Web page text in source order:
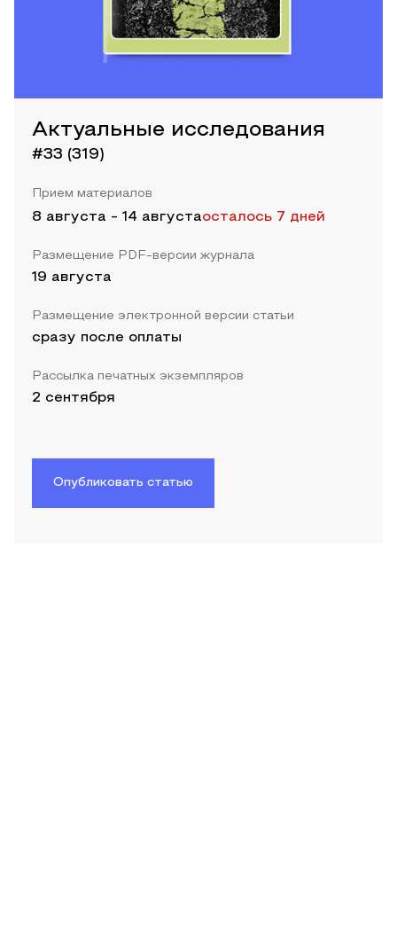
Актуальные исследования
#33 (319)
Прием материалов
8 августа - 14 августаосталось 7 дней
Размещение PDF-версии журнала
19 августа
Размещение электронной версии статьи
сразу после оплаты
Рассылка печатных экземпляров
2 сентября
Опубликовать статью